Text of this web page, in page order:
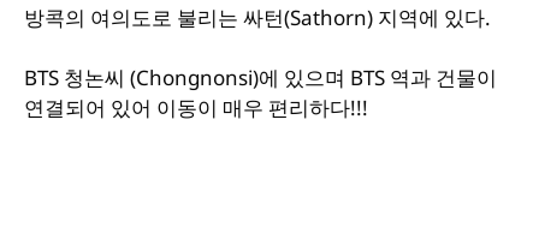
방콕의 여의도로 불리는 싸턴(Sathorn) 지역에 있다.
BTS 청논씨 (Chongnonsi)에 있으며 BTS 역과 건물이
연결되어 있어 이동이 매우 편리하다!!!